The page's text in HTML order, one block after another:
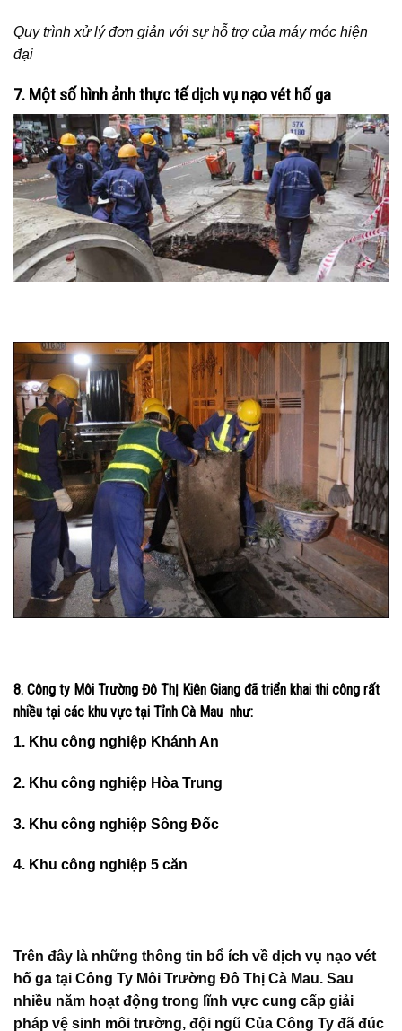
Quy trình xử lý đơn giản với sự hỗ trợ của máy móc hiện
đại
7. Một số hình ảnh thực tế dịch vụ nạo vét hố ga
8. Công ty Môi Trường Đô Thị Kiên Giang đã triển khai thi công rất
nhiều tại các khu vực tại Tỉnh Cà Mau như:
1. Khu công nghiệp Khánh An
2. Khu công nghiệp Hòa Trung
3. Khu công nghiệp Sông Đốc
4. Khu công nghiệp 5 căn
Trên đây là những thông tin bổ ích về dịch vụ nạo vét
hố ga tại Công Ty Môi Trường Đô Thị Cà Mau. Sau
nhiều năm hoạt động trong lĩnh vực cung cấp giải
pháp vệ sinh môi trường, đội ngũ Của Công Ty đã đúc